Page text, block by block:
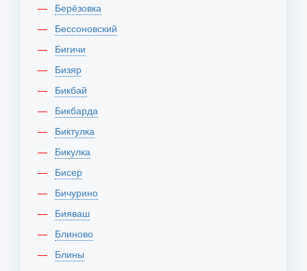
Берёзовка
Бессоновский
Бигичи
Бизяр
Бикбай
Бикбарда
Биктулка
Бикулка
Бисер
Бичурино
Бияваш
Блиново
Блины